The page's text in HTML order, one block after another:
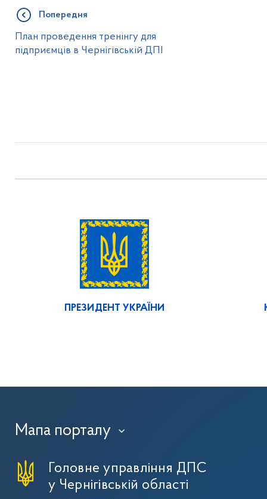
Попередня
План проведення тренінгу для
підприємців в Чернігівській ДПІ
ПРЕЗИДЕНТ УКРАЇНИ
Мапа порталу ›
Головне управління ДПС
у Чернігівській області